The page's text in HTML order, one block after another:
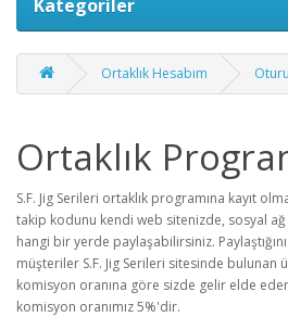
Kategoriler
Ortaklık Hesabım
Ortaklık
S.F. Jig Serileri ortaklık programına kayıt
takip kodunu kendi web sitenizde, sosyal ağ
hangi bir yerde paylaşabilirsiniz.
müşteriler S.F. Jig Serileri sitesinde bulunan
komisyon oranına göre sizde gelir elde
komisyon oranımız 5%'dir.